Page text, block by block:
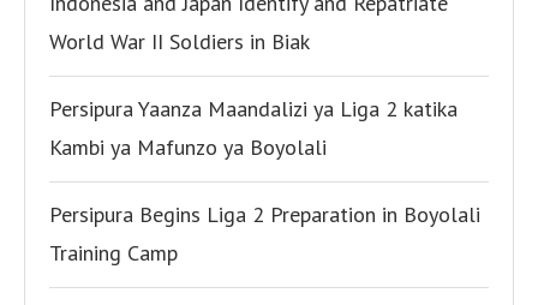
World War II Soldiers in Biak
Persipura Yaanza Maandalizi ya Liga 2 katika
Kambi ya Mafunzo ya Boyolali
Persipura Begins Liga 2 Preparation in Boyolali
Training Camp